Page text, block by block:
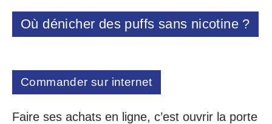
Où dénicher des puffs sans nicotine ?
Commander sur internet
Faire ses achats en ligne, c’est ouvrir la porte